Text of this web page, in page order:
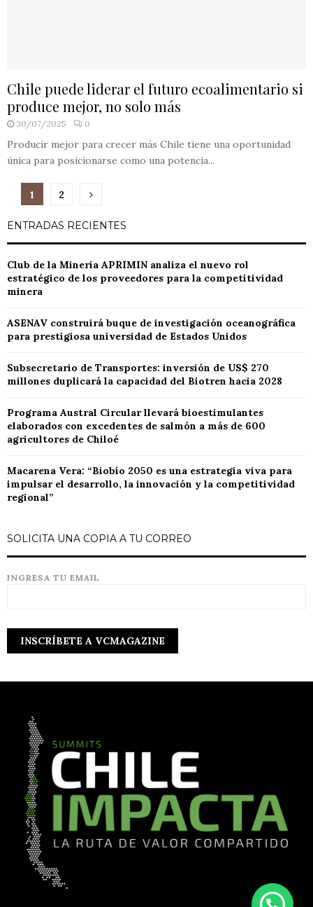
Chile puede liderar el futuro ecoalimentario si
produce mejor, no solo más
30/07/2025 0
Producir mejor para crecer más Chile tiene una oportunidad
única para posicionarse como una potencia...
Paginación
de
entradas
1 2
ENTRADAS RECIENTES
Club de la Minería APRIMIN analiza el nuevo rol
estratégico de los proveedores para la competitividad
minera
ASENAV construirá buque de investigación oceanográfica
para prestigiosa universidad de Estados Unidos
Subsecretario de Transportes: inversión de US$ 270
millones duplicará la capacidad del Biotren hacia 2028
Programa Austral Circular llevará bioestimulantes
elaborados con excedentes de salmón a más de 600
agricultores de Chiloé
Macarena Vera: “Biobío 2050 es una estrategia viva para
impulsar el desarrollo, la innovación y la competitividad
regional”
SOLICITA UNA COPIA A TU CORREO
INGRESA TU EMAIL